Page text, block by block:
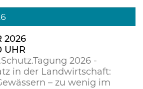
2026
UHR
2026 -
in der Landwirtschaft:
– zu wenig im